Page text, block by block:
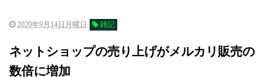
2020年9月14日月曜日 雑記
ネットショップの売り上げがメルカリ販売の
数倍に増加